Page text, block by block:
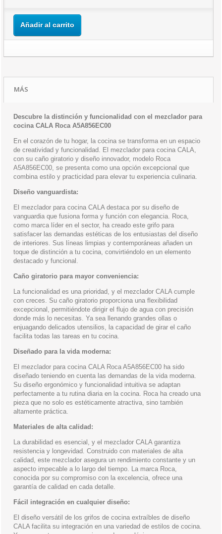
Añadir al carrito
MÁS
Descubre la distinción y funcionalidad con el mezclador para
cocina CALA Roca A5A856EC00
En el corazón de tu hogar, la cocina se transforma en un espacio
de creatividad y funcionalidad. El mezclador para cocina CALA,
con su caño giratorio y diseño innovador, modelo Roca
A5A856EC00, se presenta como una opción excepcional que
combina estilo y practicidad para elevar tu experiencia culinaria.
Diseño vanguardista:
El mezclador para cocina CALA destaca por su diseño de
vanguardia que fusiona forma y función con elegancia. Roca,
como marca líder en el sector, ha creado este grifo para
satisfacer las demandas estéticas de los entusiastas del diseño
de interiores. Sus líneas limpias y contemporáneas añaden un
toque de distinción a tu cocina, convirtiéndolo en un elemento
destacado y funcional.
Caño giratorio para mayor conveniencia:
La funcionalidad es una prioridad, y el mezclador CALA cumple
con creces. Su caño giratorio proporciona una flexibilidad
excepcional, permitiéndote dirigir el flujo de agua con precisión
donde más lo necesitas. Ya sea llenando grandes ollas o
enjuagando delicados utensilios, la capacidad de girar el caño
facilita todas las tareas en tu cocina.
Diseñado para la vida moderna:
El mezclador para cocina CALA Roca A5A856EC00 ha sido
diseñado teniendo en cuenta las demandas de la vida moderna.
Su diseño ergonómico y funcionalidad intuitiva se adaptan
perfectamente a tu rutina diaria en la cocina. Roca ha creado una
pieza que no solo es estéticamente atractiva, sino también
altamente práctica.
Materiales de alta calidad:
La durabilidad es esencial, y el mezclador CALA garantiza
resistencia y longevidad. Construido con materiales de alta
calidad, este mezclador asegura un rendimiento constante y un
aspecto impecable a lo largo del tiempo. La marca Roca,
conocida por su compromiso con la excelencia, ofrece una
garantía de calidad en cada detalle.
Fácil integración en cualquier diseño:
El diseño versátil de los grifos de cocina extraíbles de diseño
CALA facilita su integración en una variedad de estilos de cocina.